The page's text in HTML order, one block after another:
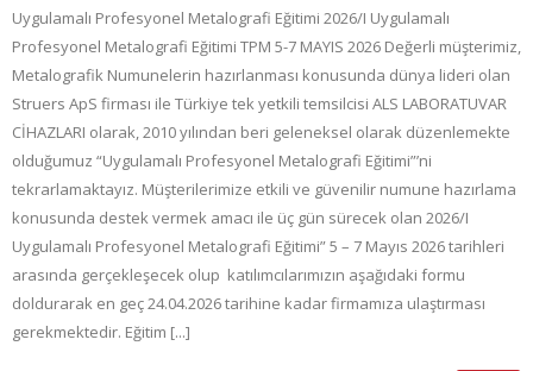
Uygulamalı Profesyonel Metalografi Eğitimi 2026/I Uygulamalı
Profesyonel Metalografi Eğitimi TPM 5-7 MAYIS 2026 Değerli müşterimiz,
Metalografik Numunelerin hazırlanması konusunda dünya lideri olan
Struers ApS firması ile Türkiye tek yetkili temsilcisi ALS LABORATUVAR
CİHAZLARI olarak, 2010 yılından beri geleneksel olarak düzenlemekte
olduğumuz “Uygulamalı Profesyonel Metalografi Eğitimi”’ni
tekrarlamaktayız. Müşterilerimize etkili ve güvenilir numune hazırlama
konusunda destek vermek amacı ile üç gün sürecek olan 2026/I
Uygulamalı Profesyonel Metalografi Eğitimi” 5 – 7 Mayıs 2026 tarihleri
arasında gerçekleşecek olup katılımcılarımızın aşağıdaki formu
doldurarak en geç 24.04.2026 tarihine kadar firmamıza ulaştırması
gerekmektedir. Eğitim [...]